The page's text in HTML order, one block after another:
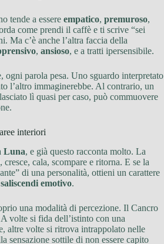
tende a essere empatico, premuroso,
come prendi il caffè e ti scrive “sei
Ma c’è anche l’altra faccia della
, ansioso, e a tratti ipersensibile.
parola pesa. Uno sguardo interpretato
l’altro immaginerebbe. Al contrario, un
lì quasi per caso, può commuovere
interiori
Luna, e già questo racconta molto. La
cala, scompare e ritorna. E se la
di una personalità, ottieni un carattere
saliscendi emotivo.
una modalità di percezione. Il Cancro
volte si fida dell’istinto con una
altre volte si ritrova intrappolato nelle
sensazione sottile di non essere capito